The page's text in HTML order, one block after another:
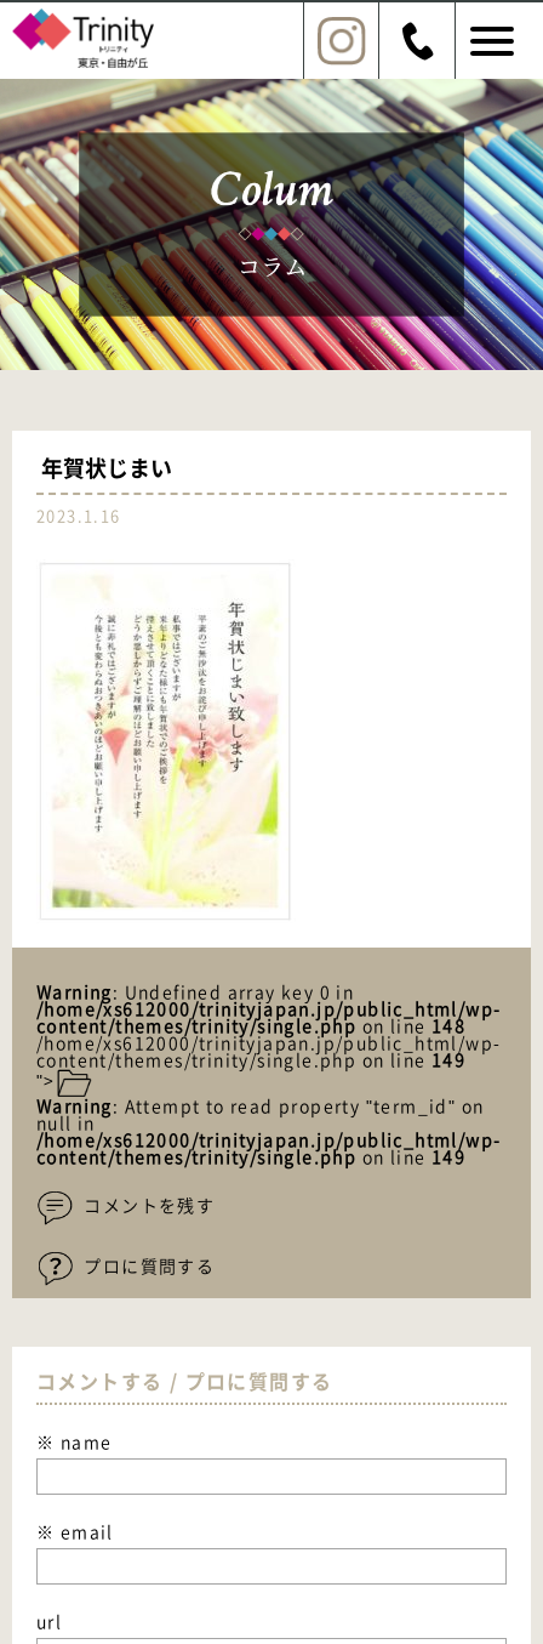
年賀状じまい
2023.1.16
Warning: Undefined array key 0 in
/home/xs612000/trinityjapan.jp/public_html/wp-
content/themes/trinity/single.phpon line148
/home/xs612000/trinityjapan.jp/public_html/wp-
content/themes/trinity/single.php on line149
">
Warning: Attempt to read property "term_id" on
null in
/home/xs612000/trinityjapan.jp/public_html/wp-
content/themes/trinity/single.phpon line149
コメントを残す
プロに質問する
コメントする / プロに質問する
※ name
※ email
url